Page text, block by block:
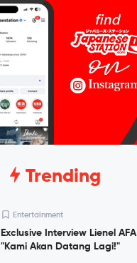
Trending
Entertainment
Exclusive Interview Lienel
"Kami Akan Datang Lagi!"